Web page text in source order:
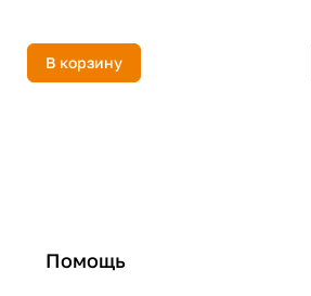
В корзину
Помощь